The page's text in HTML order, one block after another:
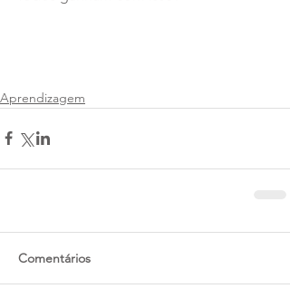
Aprendizagem
Comentários